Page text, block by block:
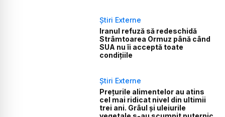
Știri Externe
Iranul refuză să redeschidă
Strâmtoarea Ormuz până când
SUA nu îi acceptă toate
condițiile
Știri Externe
Prețurile alimentelor au atins
cel mai ridicat nivel din ultimii
trei ani. Grâul și uleiurile